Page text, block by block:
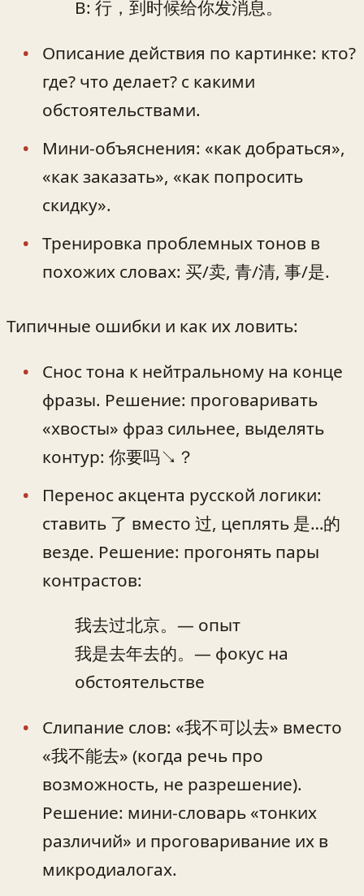
B: 行，到时候给你发消息。
Описание действия по картинке: кто?
где? что делает? с какими
обстоятельствами.
Мини‑объяснения: «как добраться»,
«как заказать», «как попросить
скидку».
Тренировка проблемных тонов в
похожих словах: 买/卖, 青/清, 事/是.
Типичные ошибки и как их ловить:
Снос тона к нейтральному на конце
фразы. Решение: проговаривать
«хвосты» фраз сильнее, выделять
контур: 你要吗↘？
Перенос акцента русской логики:
ставить 了 вместо 过, цеплять 是…的
везде. Решение: прогонять пары
контрастов:
我去过北京。— опыт
我是去年去的。— фокус на
обстоятельстве
Слипание слов: «我不可以去» вместо
«我不能去» (когда речь про
возможность, не разрешение).
Решение: мини‑словарь «тонких
различий» и проговаривание их в
микродиалогах.